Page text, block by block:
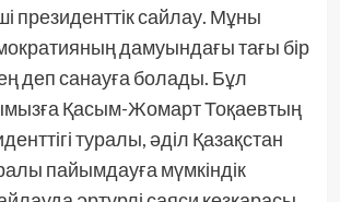
президенттік сайлау. Мұны
дамуындағы тағы бір
деп санауға болады. Бұл
Қасым-Жомарт Тоқаевтың
туралы, әділ Қазақстан
пайымдауға мүмкіндік